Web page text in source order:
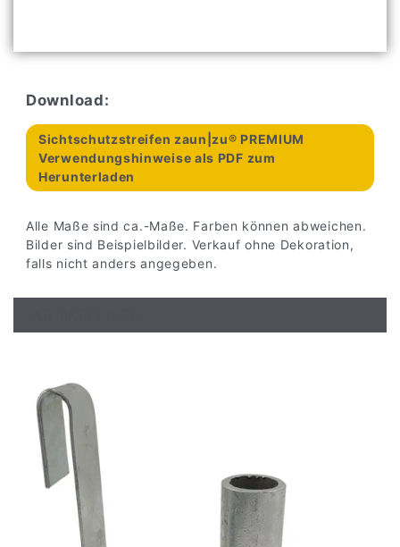
Download:
Sichtschutzstreifen zaun|zu® PREMIUM
Verwendungshinweise als PDF zum
Herunterladen
Alle Maße sind ca.-Maße. Farben können abweichen.
Bilder sind Beispielbilder. Verkauf ohne Dekoration,
falls nicht anders angegeben.